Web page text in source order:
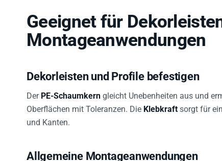
Geeignet für
Montageanwendungen
Dekorleisten und Profile befestigen
Der PE-Schaumkern gleicht Unebenheiten aus und
Oberflächen mit Toleranzen. Die Klebkraft sorgt für
und Kanten.
Allgemeine Montageanwendungen